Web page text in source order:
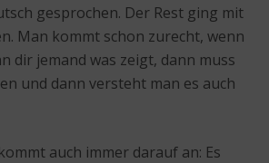
gesprochen. Der Rest ging mit
Man kommt schon zurecht, wenn
dir jemand was zeigt, dann muss
und dann versteht man es auch
auch immer darauf an: Es